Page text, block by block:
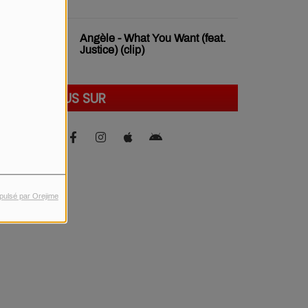
par Orejime
Angèle - What You Want (feat.
Justice) (clip)
SUIVEZ-NOUS SUR